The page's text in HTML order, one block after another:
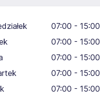
07:00 - 15:00
07:00 - 15:00
07:00 - 15:00
07:00 - 15:00
07:00 - 15:00